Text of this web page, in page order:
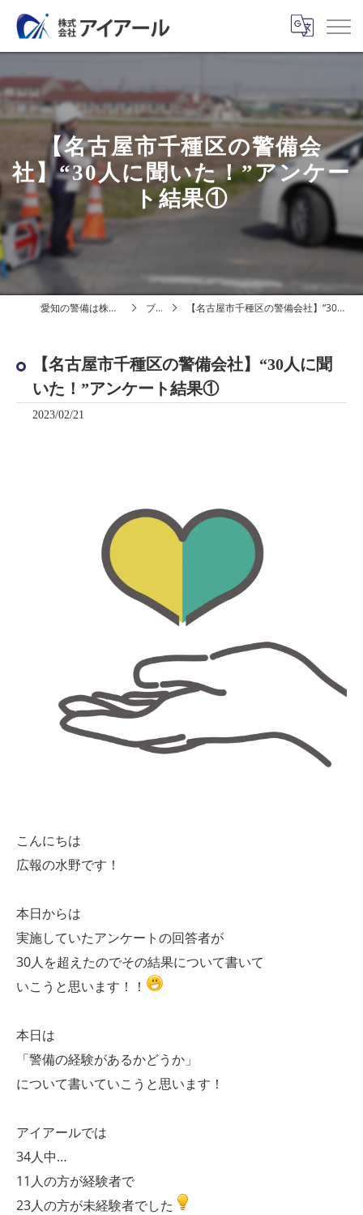
【名古屋市千種区の警備会
社】“30人に聞いた！”アンケー
ト結果①
愛知の警備は株式会社アイアール ブログ 【名古屋市千種区の警備会社】“30人に聞いた！”アンケート結果①
【名古屋市千種区の警備会社】“30人に聞
いた！”アンケート結果①
2023/02/21
こんにちは
広報の水野です！
本日からは
実施していたアンケートの回答者が
30人を超えたのでその結果について書いて
いこうと思います！！
本日は
「警備の経験があるかどうか」
について書いていこうと思います！
アイアールでは
34人中…
11人の方が経験者で
23人の方が未経験者でした